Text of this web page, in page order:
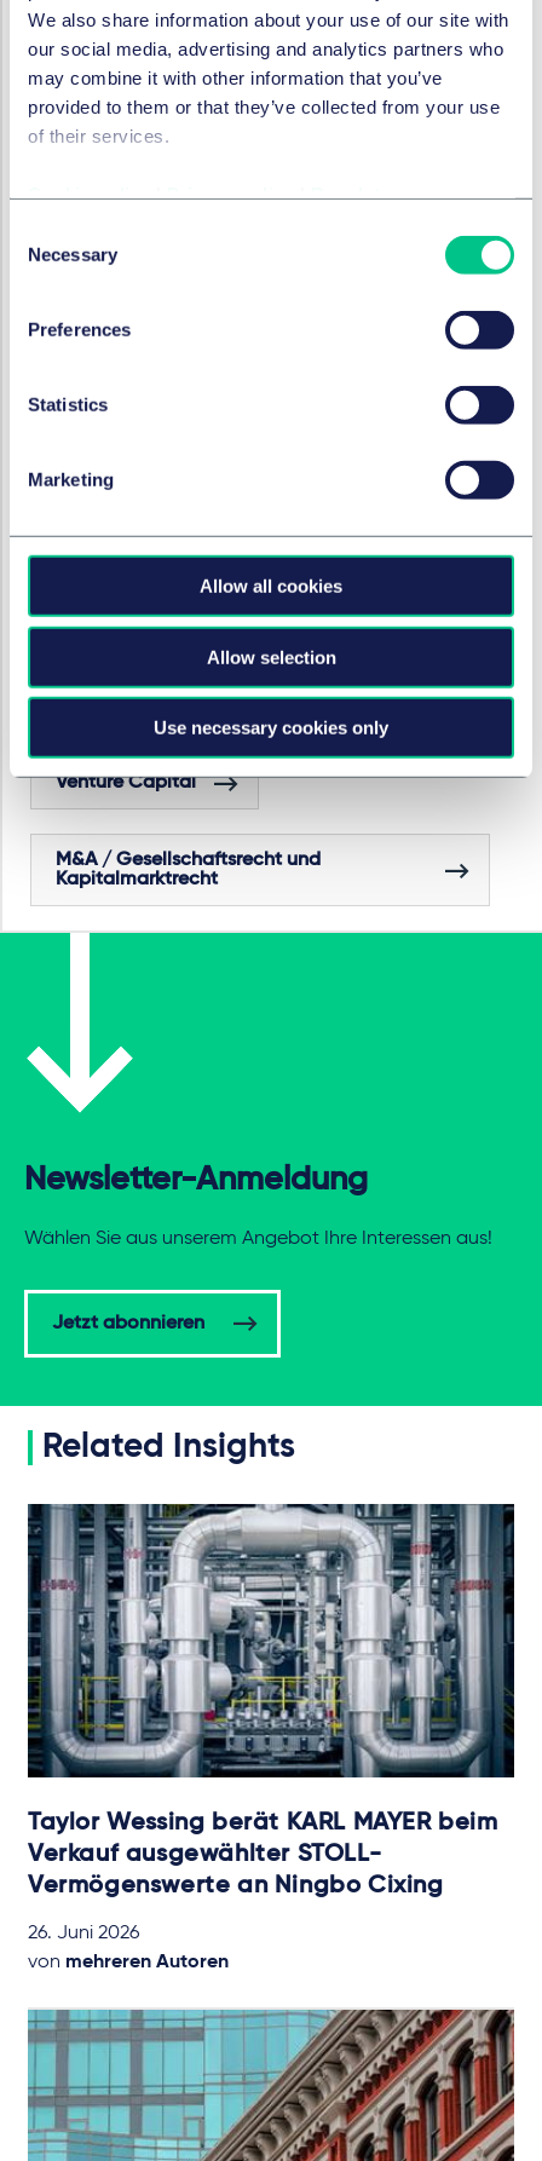
We also share information about your use of our site with
our social media, advertising and analytics partners who
may combine it with other information that you’ve
provided to them or that they’ve collected from your use
of their services.
Selection
Necessary
Preferences
Statistics
Marketing
Allow all cookies
Allow selection
Use necessary cookies only
Bereitstellung flexibler Ressourcen zur Skalierung
mittelständischer Unternehmen zurückblicken. Great
Hill wurde für seine Branchenführerschaft anerkannt
und belegte von 2021 bis 2024 einen Platz unter den
Top Fünf der HEC Paris-Dow Jones Mid-Market und
Informationen, einschließlich einer Liste aller
www.greathillpartners.com
Rechtsberater Gesellschafter
der Peter Park System GmbH
Schalk (Federführung),
Sophie
(alle Corporate Private Wealth, München);
Dr.
Dr. Michael BeerundKlara-Helene Grünhaupt(beide,
Employment, Pensions & Mobility, München);
Düsseldorf)
RECHTSGEBIETE UND GRUPPEN
Venture Capital
M&A / Gesellschaftsrecht und
Kapitalmarktrecht
Newsletter-Anmeldung
Wählen Sie aus unserem Angebot Ihre Interessen aus!
Jetzt abonnieren
Related Insights
Taylor Wessing berät KARL MAYER beim
Verkauf ausgewählter STOLL-
Vermögenswerte an Ningbo Cixing
26. Juni 2026
von mehreren Autoren